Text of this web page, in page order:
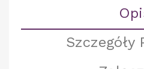
Szczegóły